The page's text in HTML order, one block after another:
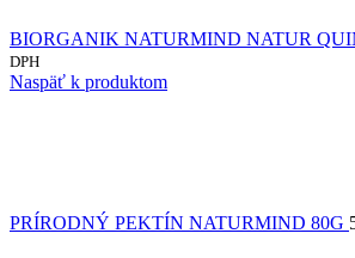
BIORGANIK NATURMIND NATUR
DPH
Naspäť k produktom
PRÍRODNÝ PEKTÍN NATURMIND 80G